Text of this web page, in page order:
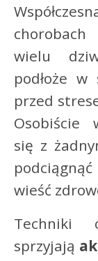
chorobach
wielu
podłoże
przed
Osobiście
się z
wieść
Techniki
sprzyjają